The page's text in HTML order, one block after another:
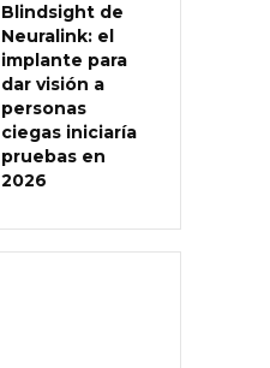
Blindsight de
Neuralink: el
implante para
dar visión a
personas
ciegas iniciaría
pruebas en
2026